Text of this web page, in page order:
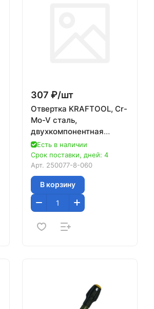
307 ₽/шт
Отвертка KRAFTOOL, Cr-
Mo-V сталь,
двухкомпонентная
противоскользящая
рукоятка, TORX Hole,
№8x60мм
Есть в наличии
Срок поставки, дней: 4
Арт. 250077-8-060
В корзину